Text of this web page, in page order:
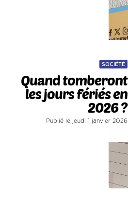
SOCIÉTÉ
Quand tomberont
les jours fériés en
2026 ?
Publié le jeudi 1 janvier 2026